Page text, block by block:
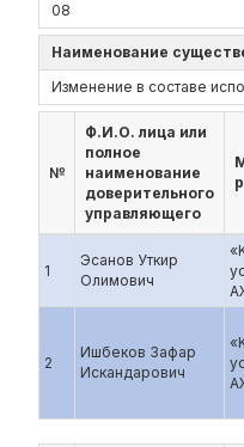
08
Наименование
Изменение в составе
№
Ф.И.О. лица или
полное
наименование
доверительного
управляющего
1
Эсанов Уткир
Олимович
2
Ишбеков Зафар
Искандарович